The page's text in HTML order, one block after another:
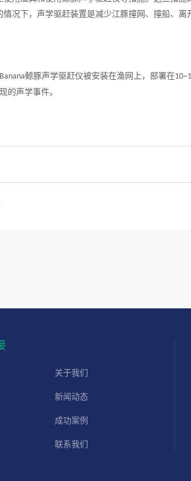
况下，声学驱赶装置是减少江豚撞网、撞船、离
Banana鲸豚声学驱赶仪被安装在渔网上，部署在
的声学事件。
关于我们
新闻动态
成功案例
联系我们